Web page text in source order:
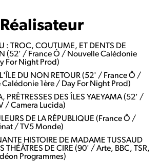
: TROC, COUTUME, ET DENTS DE
(52' / France Ô / Nouvelle Calédonie
For Night Prod)
DU NON RETOUR (52' / France Ô /
Calédonie 1ère / Day For Night Prod)
PRÊTRESSES DES ÎLES YAEYAMA (52' /
/ Camera Lucida)
DE LA RÉPUBLIQUE (France Ô /
/ TV5 Monde)
HISTOIRE DE MADAME TUSSAUD
THÉÂTRES DE CIRE (90' / Arte, BBC, TSR,
Programmes)